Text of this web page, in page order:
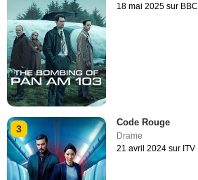
18 mai 2025 sur BBC
3
Code Rouge
Drame
21 avril 2024 sur ITV